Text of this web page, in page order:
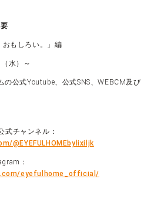
おもしろい。」編
水）～
の公式Youtube、公式SNS、WEBCM及び
式チャンネル：
@EYEFULHOMEbylixiljk
：
eyefulhome_official/